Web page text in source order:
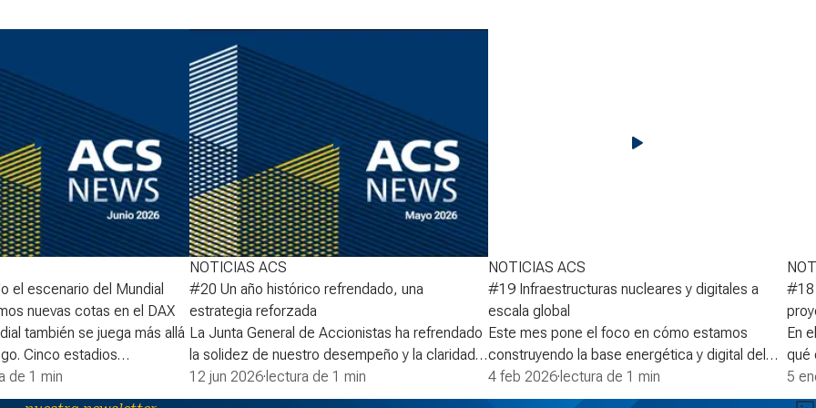
el escenario del Mundial
nuevas cotas en el DAX
también se juega más allá
Cinco estadios
acogen partidos de la
Copa del Mundo de la
de 1 min
NOTICIAS ACS
#20 Un año histórico refrendado, una
estrategia reforzada
La Junta General de Accionistas ha refrendado
la solidez de nuestro desempeño y la claridad
en la dirección estratégica, respaldadas por
unos resultados sólidos. Al mismo tiempo,
12 jun 2026· lectura de 1 min
NOTICIAS ACS
#19 Infraestructuras nucleares y digitales a
escala global
Este mes pone el foco en cómo estamos
construyendo la base energética y digital del
mañana: desde el lanzamiento, junto a GIP, de
una plataforma global de data centers, hasta el
4 feb 2026· lectura de 1 min
#18
En
qué
de
de
5